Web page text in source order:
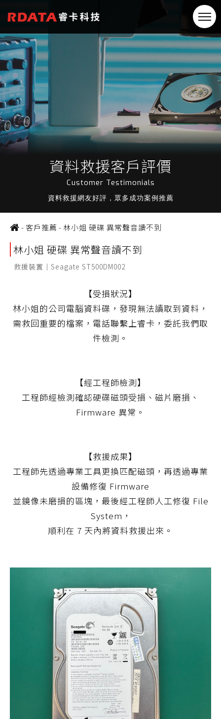
資料救援客戶評價
Customer Testimonials
資料救援網友好評，眾多成功案例推薦
-客戶推薦 - 林小姐 硬碟 異常聲音讀不到
林小姐 硬碟 異常聲音讀不到
救援裝置｜Seagate ST500DM002
【受損狀況】
林小姐的公司電腦資料碟，發現無法讀取到資料，
需救回重要的檔案，電話聯繫上睿卡，委託我們取
件檢測。
【經工程師檢測】
工程師經檢測確認硬碟磁頭受損、磁片磨損、
Firmware 異常。
【救援成果】
工程師先透過專業工具更換匹配磁頭，再透過專業
設備修復 Firmware
並鏡像未磨損的區塊，最後經工程師人工修復 File
System，
順利在 7 天內將資料救援出來。